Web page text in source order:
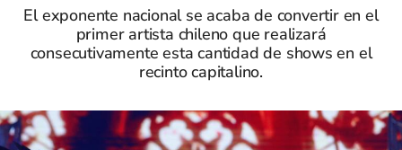
El exponente nacional se acaba de convertir en el
primer artista chileno que realizará
consecutivamente esta cantidad de shows en el
recinto capitalino.